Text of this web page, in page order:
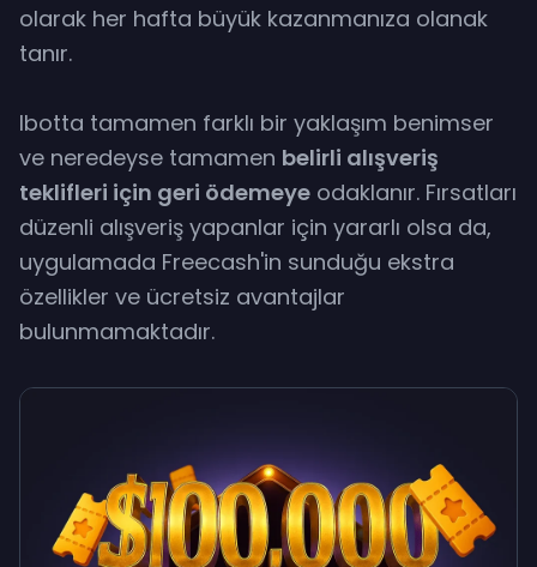
olarak her hafta büyük kazanmanıza olanak
tanır.
Ibotta tamamen farklı bir yaklaşım benimser
ve neredeyse tamamen belirli alışveriş
teklifleri için geri ödemeye odaklanır. Fırsatları
düzenli alışveriş yapanlar için yararlı olsa da,
uygulamada Freecash'in sunduğu ekstra
özellikler ve ücretsiz avantajlar
bulunmamaktadır.